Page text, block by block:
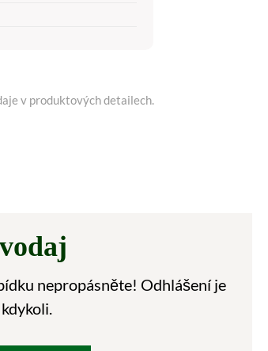
v produktových detailech.
nepropásněte! Odhlášení je